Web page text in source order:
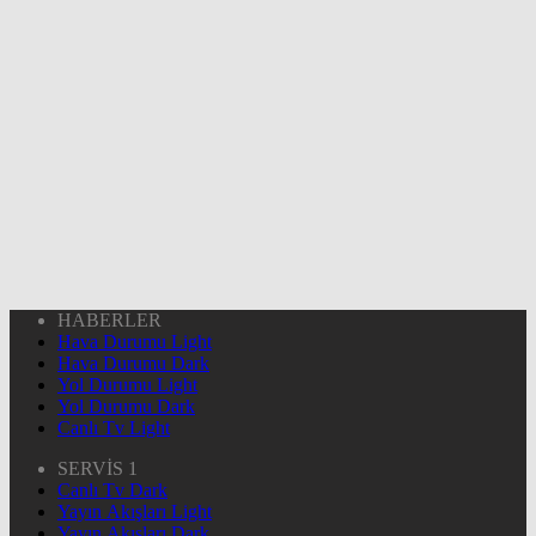
HABERLER
Hava Durumu Light
Hava Durumu Dark
Yol Durumu Light
Yol Durumu Dark
Canlı Tv Light
SERVİS 1
Canlı Tv Dark
Yayın Akışları Light